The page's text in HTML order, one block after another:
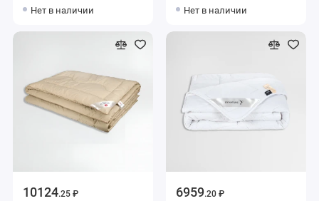
силиконизированное
Нет в наличии
силиконизированное
Нет в наличии
10124.25 ₽ 6959.20 ₽